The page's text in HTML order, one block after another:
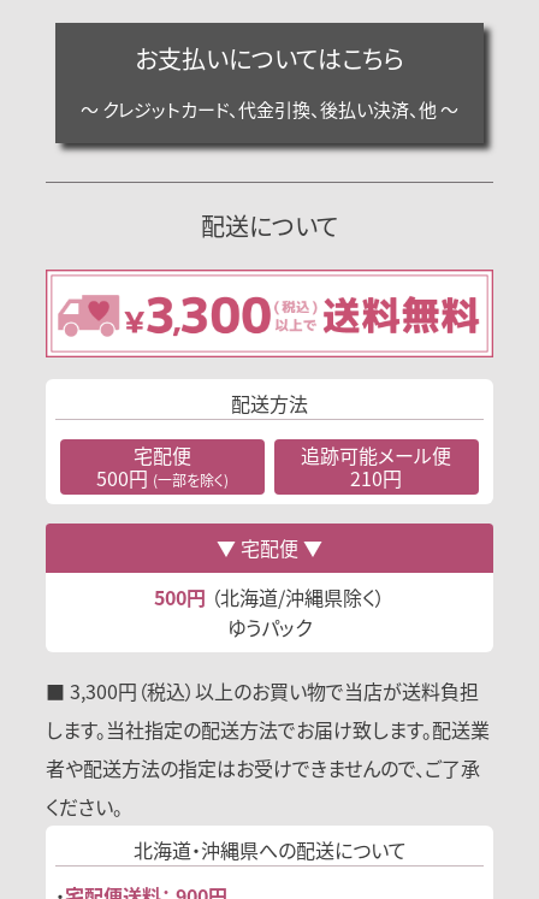
お支払いについてはこちら
～ クレジットカード、代金引換、後払い決済、他 ～
配送について
配送方法
宅配便
500円 (一部を除く)
追跡可能メール便
210円
宅配便
500円 （北海道/沖縄県除く）
ゆうパック
■ 3,300円（税込）以上のお買い物で当店が送料負担
します。当社指定の配送方法でお届け致します。配送業
者や配送方法の指定はお受けできませんので、ご了承
ください。
北海道・沖縄県への配送について